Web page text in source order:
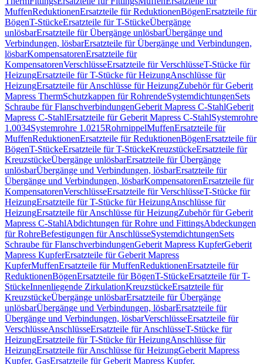
MuffenReduktionenErsatzteile für ReduktionenBögenErsatzteile für
BögenT-StückeErsatzteile für T-StückeÜbergänge
unlösbarErsatzteile für Übergänge unlösbarÜbergänge und
Verbindungen, lösbarErsatzteile für Übergänge und Verbindungen,
lösbarKompensatorenErsatzteile für
KompensatorenVerschlüsseErsatzteile für VerschlüsseT-Stücke für
HeizungErsatzteile für T-Stücke für HeizungAnschlüsse für
HeizungErsatzteile für Anschlüsse für HeizungZubehör für Geberit
Mapress ThermSchutzkappen für RohrendeSystemdichtungenSets
Schraube für FlanschverbindungenGeberit Mapress C-StahlGeberit
Mapress C-StahlErsatzteile für Geberit Mapress C-StahlSystemrohre
1.0034Systemrohre 1.0215RohrnippelMuffenErsatzteile für
MuffenReduktionenErsatzteile für ReduktionenBögenErsatzteile für
BögenT-StückeErsatzteile für T-StückeKreuzstückeErsatzteile für
KreuzstückeÜbergänge unlösbarErsatzteile für Übergänge
unlösbarÜbergänge und Verbindungen, lösbarErsatzteile für
Übergänge und Verbindungen, lösbarKompensatorenErsatzteile für
KompensatorenVerschlüsseErsatzteile für VerschlüsseT-Stücke für
HeizungErsatzteile für T-Stücke für HeizungAnschlüsse für
HeizungErsatzteile für Anschlüsse für HeizungZubehör für Geberit
Mapress C-StahlAbdichtungen für Rohre und FittingsAbdeckungen
für RohreBefestigungen für AnschlüsseSystemdichtungenSets
Schraube für FlanschverbindungenGeberit Mapress KupferGeberit
Mapress KupferErsatzteile für Geberit Mapress
KupferMuffenErsatzteile für MuffenReduktionenErsatzteile für
ReduktionenBögenErsatzteile für BögenT-StückeErsatzteile für T-
StückeInnenliegende ZirkulationKreuzstückeErsatzteile für
KreuzstückeÜbergänge unlösbarErsatzteile für Übergänge
unlösbarÜbergänge und Verbindungen, lösbarErsatzteile für
Übergänge und Verbindungen, lösbarVerschlüsseErsatzteile für
VerschlüsseAnschlüsseErsatzteile für AnschlüsseT-Stücke für
HeizungErsatzteile für T-Stücke für HeizungAnschlüsse für
HeizungErsatzteile für Anschlüsse für HeizungGeberit Mapress
Kupfer, GasErsatzteile für Geberit Mapress Kupfer,